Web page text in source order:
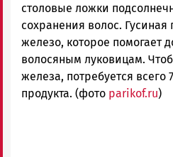
столовые ложки
сохранения волос.
железо, которое помогает
волосяным луковицам.
железа, потребуется всего
продукта. (фото parikof.ru)